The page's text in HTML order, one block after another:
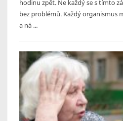
hodinu zpět. Ne každý se s tímto
bez problémů. Každý organismus
a ná ...